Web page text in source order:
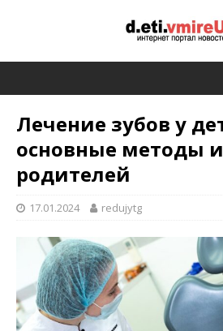
Лечение зубов у
основные методы
родителей
17.01.2024 redujytg